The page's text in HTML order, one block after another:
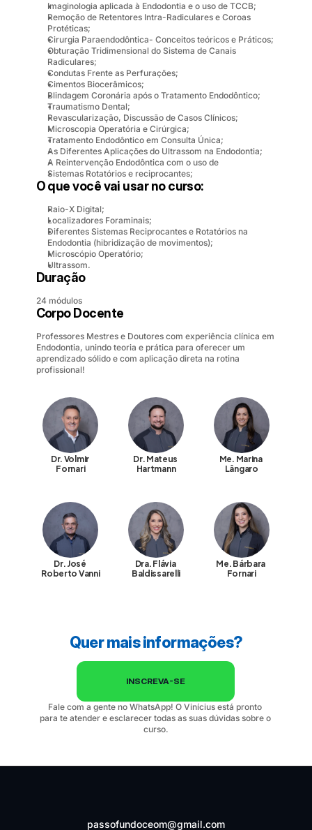
Imaginologia aplicada à Endodontia e o uso de TCCB;
Remoção de Retentores Intra-Radiculares e Coroas
Protéticas;
Cirurgia Paraendodôntica- Conceitos teóricos e Práticos;
Obturação Tridimensional do Sistema de Canais
Radiculares;
Condutas Frente as Perfurações;
Cimentos Biocerâmicos;
Blindagem Coronária após o Tratamento Endodôntico;
Traumatismo Dental;
Revascularização, Discussão de Casos Clínicos;
Microscopia Operatória e Cirúrgica;
Tratamento Endodôntico em Consulta Única;
As Diferentes Aplicações do Ultrassom na Endodontia;
A Reintervenção Endodôntica com o uso de
Sistemas Rotatórios e reciprocantes;
O que você vai usar no curso:
Raio-X Digital;
Localizadores Foraminais;
Diferentes Sistemas Reciprocantes e Rotatórios na
Endodontia (hibridização de movimentos);
Microscópio Operatório;
Ultrassom.
Duração
24 módulos
Corpo Docente
Professores Mestres e Doutores com experiência clínica em
Endodontia, unindo teoria e prática para oferecer um
aprendizado sólido e com aplicação direta na rotina
profissional!
Dr. Volmir
Fornari
Dr. Mateus
Hartmann
Me. Marina
Lângaro
Dr. José
Roberto Vanni
Dra. Flávia
Baldissarelli
Me. Bárbara
Fornari
Quer mais informações?
INSCREVA-SE
Fale com a gente no WhatsApp! O Vinícius está pronto
para te atender e esclarecer todas as suas dúvidas sobre o
curso.
passofundoceom@gmail.com